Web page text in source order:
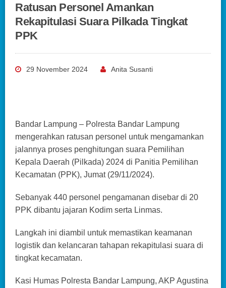
Ratusan Personel Amankan
Rekapitulasi Suara Pilkada Tingkat
PPK
29 November 2024 Anita Susanti
Bandar Lampung – Polresta Bandar Lampung
mengerahkan ratusan personel untuk mengamankan
jalannya proses penghitungan suara Pemilihan
Kepala Daerah (Pilkada) 2024 di Panitia Pemilihan
Kecamatan (PPK), Jumat (29/11/2024).
Sebanyak 440 personel pengamanan disebar di 20
PPK dibantu jajaran Kodim serta Linmas.
Langkah ini diambil untuk memastikan keamanan
logistik dan kelancaran tahapan rekapitulasi suara di
tingkat kecamatan.
Kasi Humas Polresta Bandar Lampung, AKP Agustina